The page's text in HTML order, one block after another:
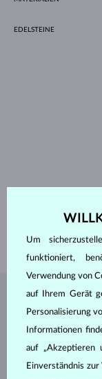
EDELSTEINE
GEWICHT
SCHMUCK
Um
funktioniert,
Verwendung von
auf Ihrem Gerät
Personalisierung
Informationen
auf „Akzeptieren
Einverständnis